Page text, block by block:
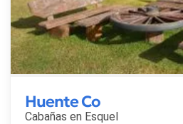
Huente Co
Cabañas en Esquel